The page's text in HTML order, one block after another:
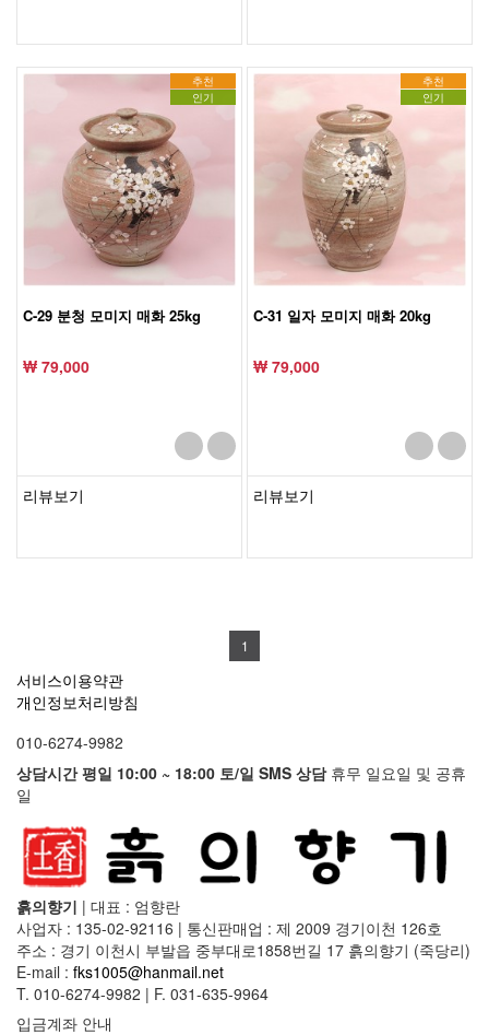
추천
인기
C-29 분청 모미지 매화 25kg
₩ 79,000
리뷰보기
추천
인기
C-31 일자 모미지 매화 20kg
₩ 79,000
리뷰보기
1
서비스이용약관
개인정보처리방침
010-6274-9982
상담시간 평일 10:00 ~ 18:00 토/일 SMS 상담 휴무 일요일 및 공휴
일
흙의향기 | 대표 : 엄향란
사업자 : 135-02-92116 | 통신판매업 : 제 2009 경기이천 126호
주소 : 경기 이천시 부발읍 중부대로1858번길 17 흙의향기 (죽당리)
E-mail : fks1005@hanmail.net
T. 010-6274-9982 | F. 031-635-9964
입금계좌 안내